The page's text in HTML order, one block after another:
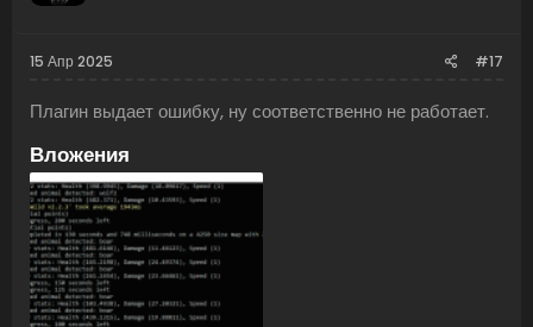
15 Апр 2025 #17
Плагин выдает ошибку, ну соответственно не работает.
Вложения